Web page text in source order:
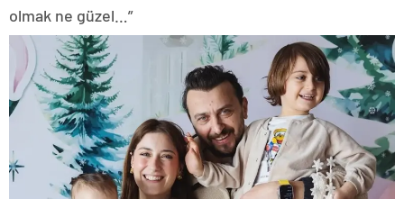
olmak ne güzel…”